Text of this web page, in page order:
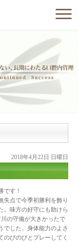
2018年4月22日 日曜日
です！
失点で今季初勝利を飾り
。味方の好守にも助けら
の守備が大きかったで
でした。身体能力のよさ
のびのびとプレーしてく